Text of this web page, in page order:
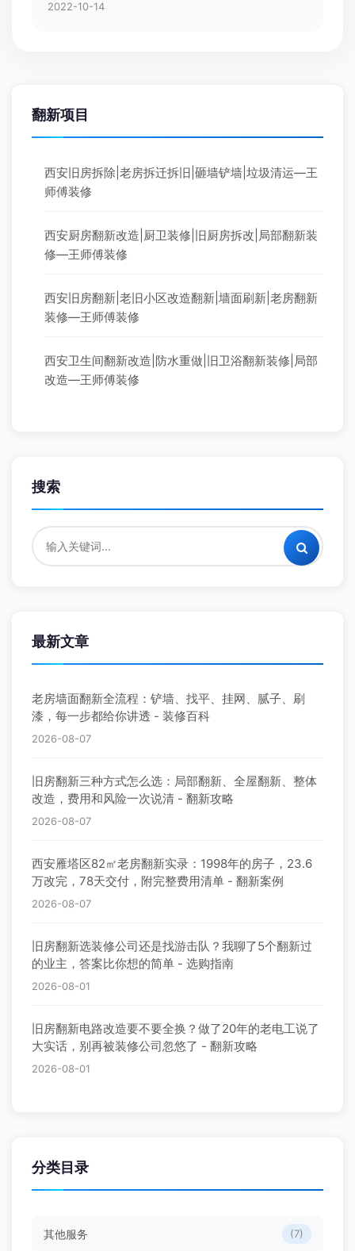
2022-10-14
翻新项目
西安旧房拆除|老房拆迁拆旧|砸墙铲墙|垃圾清运—王
师傅装修
西安厨房翻新改造|厨卫装修|旧厨房拆改|局部翻新装
修—王师傅装修
西安旧房翻新|老旧小区改造翻新|墙面刷新|老房翻新
装修—王师傅装修
西安卫生间翻新改造|防水重做|旧卫浴翻新装修|局部
改造—王师傅装修
搜索
最新文章
老房墙面翻新全流程：铲墙、找平、挂网、腻子、刷
漆，每一步都给你讲透 - 装修百科
2026-08-07
旧房翻新三种方式怎么选：局部翻新、全屋翻新、整体
改造，费用和风险一次说清 - 翻新攻略
2026-08-07
西安雁塔区82㎡老房翻新实录：1998年的房子，23.6
万改完，78天交付，附完整费用清单 - 翻新案例
2026-08-07
旧房翻新选装修公司还是找游击队？我聊了5个翻新过
的业主，答案比你想的简单 - 选购指南
2026-08-01
旧房翻新电路改造要不要全换？做了20年的老电工说了
大实话，别再被装修公司忽悠了 - 翻新攻略
2026-08-01
分类目录
其他服务 (7)